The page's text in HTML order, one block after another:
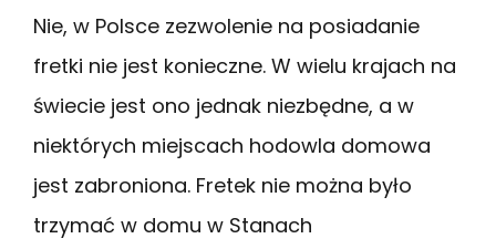
Nie, w Polsce zezwolenie na posiadanie
fretki nie jest konieczne. W wielu krajach na
świecie jest ono jednak niezbędne, a w
niektórych miejscach hodowla domowa
jest zabroniona. Fretek nie można było
trzymać w domu w Stanach